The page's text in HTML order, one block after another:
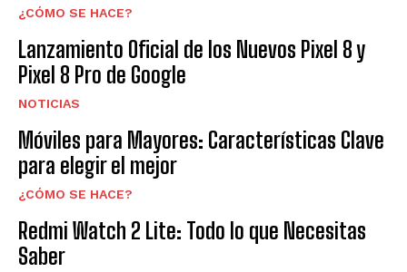
¿CÓMO SE HACE?
Lanzamiento Oficial de los Nuevos Pixel 8 y
Pixel 8 Pro de Google
NOTICIAS
Móviles para Mayores: Características Clave
para elegir el mejor
¿CÓMO SE HACE?
Redmi Watch 2 Lite: Todo lo que Necesitas
Saber